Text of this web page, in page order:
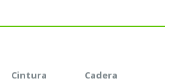
Cintura Cadera